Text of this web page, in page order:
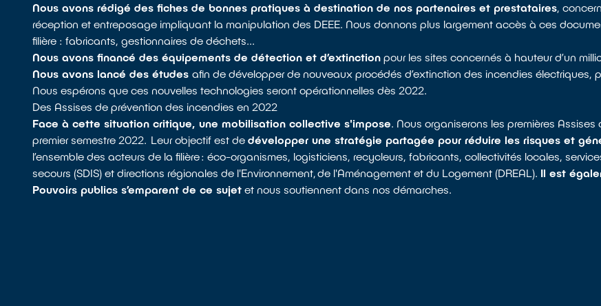
Nous avons rédigé des fiches de bonnes pratiques à destination de nos partenaires et prestataires,
réception et entreposage impliquant la manipulation des DEEE. Nous donnons plus largement accès à ces
filière : fabricants, gestionnaires de déchets...
Nous avons financé des équipements de détection et d’extinction pour les sites concernés à hauteur d’un
Nous avons lancé des étudesafin de développer de nouveaux procédés d’extinction des incendies électriques,
Nous espérons que ces nouvelles technologies seront opérationnelles dès 2022.
Des Assises de prévention des incendies en 2022
Face à cette situation critique, une mobilisation collective s'impose. Nous organiserons les premières
premier semestre 2022. Leur objectif est dedévelopper une stratégie partagée pour réduire les risques et
l’ensemble des acteurs de la filière : éco-organismes, logisticiens, recycleurs, fabricants, collectivités locales,
secours (SDIS) et directions régionales de l'Environnement, de l'Aménagement et du Logement (DREAL). Il est
Pouvoirs publics s’emparent de ce sujet et nous soutiennent dans nos démarches.